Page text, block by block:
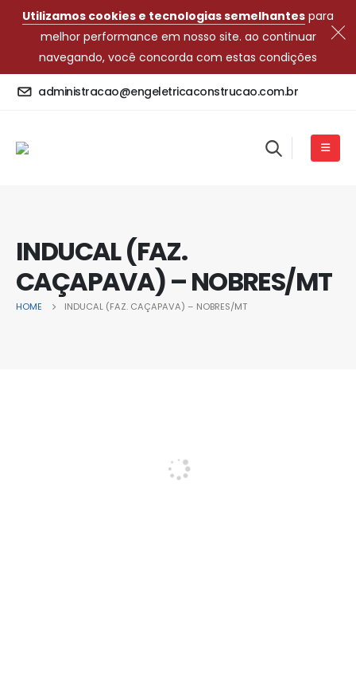
Utilizamos cookies e tecnologias semelhantes para
melhor performance em nosso site. ao continuar
navegando, você concorda com estas condições
administracao@engeletricaconstrucao.com.br
INDUCAL (FAZ.
CAÇAPAVA) – NOBRES/MT
HOME INDUCAL (FAZ. CAÇAPAVA) – NOBRES/MT